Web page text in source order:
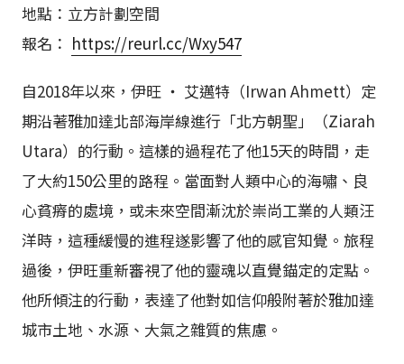
地點：立方計劃空間
報名： https://reurl.cc/Wxy547
自2018年以來，伊旺 ‧ 艾邁特（Irwan Ahmett）定
期沿著雅加達北部海岸線進行「北方朝聖」（Ziarah
Utara）的行動。這樣的過程花了他15天的時間，走
了大約150公里的路程。當面對人類中心的海嘯、良
心貧瘠的處境，或未來空間漸沈於崇尚工業的人類汪
洋時，這種緩慢的進程遂影響了他的感官知覺。旅程
過後，伊旺重新審視了他的靈魂以直覺錨定的定點。
他所傾注的行動，表達了他對如信仰般附著於雅加達
城市土地、水源、大氣之雜質的焦慮。